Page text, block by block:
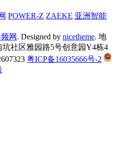
POWER-Z ZAEKE 亚洲智能
网 . Designed by nicetheme. 地
社区雅园路5号创意园Y4栋4
粤ICP备16035666号-2